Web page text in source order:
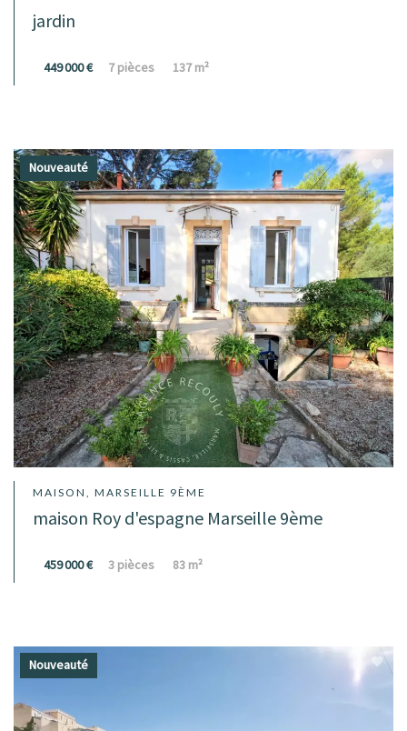
jardin
449 000 € 7 pièces 137 m²
MAISON, MARSEILLE 9ÈME
maison Roy d'espagne Marseille 9ème
459 000 € 3 pièces 83 m²
Nouveauté
Nouveauté